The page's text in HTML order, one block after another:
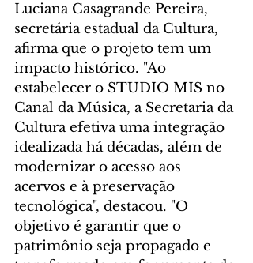
Luciana Casagrande Pereira,
secretária estadual da Cultura,
afirma que o projeto tem um
impacto histórico. "Ao
estabelecer o STUDIO MIS no
Canal da Música, a Secretaria da
Cultura efetiva uma integração
idealizada há décadas, além de
modernizar o acesso aos
acervos e à preservação
tecnológica", destacou. "O
objetivo é garantir que o
patrimônio seja propagado e